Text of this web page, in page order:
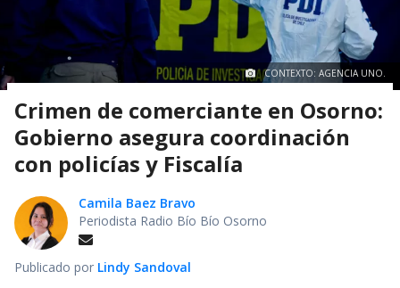
CONTEXTO: AGENCIA UNO.
Crimen de comerciante en Osorno:
Gobierno asegura coordinación
con policías y Fiscalía
Camila Baez Bravo
Periodista Radio Bío Bío Osorno
Publicado por Lindy Sandoval